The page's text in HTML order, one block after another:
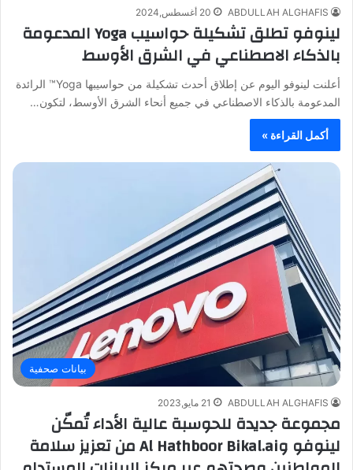
ABDULLAH ALGHAFIS 20 أغسطس,2024
لينوفو تطلق تشكيلة حواسيب Yoga المدعومة
بالذكاء الاصطناعي في الشرق الأوسط
أعلنت لينوفو اليوم عن إطلاق أحدث تشكيلة من حواسيبها Yoga™ الرائدة
المدعومة بالذكاء الاصطناعي في جميع أنحاء الشرق الأوسط، لتكون…
أكمل القراءة »
بيانات صحفية
ABDULLAH ALGHAFIS 21 مايو,2023
مجموعة جديدة للحوسبة عالية الأداء تُمكّن
لينوفو وAl Hathboor Bikal.ai من تعزيز سلامة